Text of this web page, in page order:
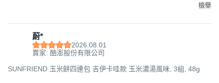
檢舉
蔚*
2026.08.01
賣家: 酷澎股份有限公司
SUNFRIEND 玉米餅四連包 吉伊卡哇款 玉米濃湯風味, 3組, 48g